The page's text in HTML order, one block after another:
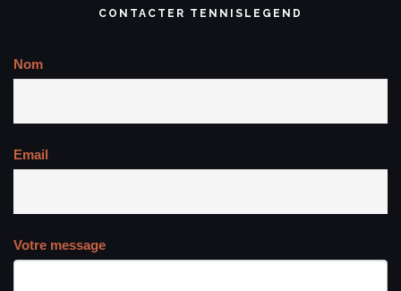
CONTACTER TENNISLEGEND
Nom
Email
Votre message